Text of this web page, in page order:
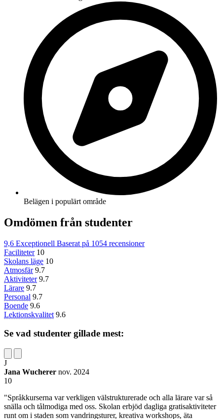
Belägen i populärt område
Omdömen från studenter
9,6 Exceptionell Baserat på 1054 recensioner
Faciliteter 10
Skolans läge 10
Atmosfär 9.7
Aktiviteter 9.7
Lärare 9.7
Personal 9.7
Boende 9.6
Lektionskvalitet 9.6
Se vad studenter gillade mest:
J
Jana Wucherer nov. 2024
10
"Språkkurserna var verkligen välstrukturerade och alla lärare var så
snälla och tålmodiga med oss. Skolan erbjöd dagliga gratisaktiviteter
runt om i staden som vandringsturer, kreativa workshops, äta